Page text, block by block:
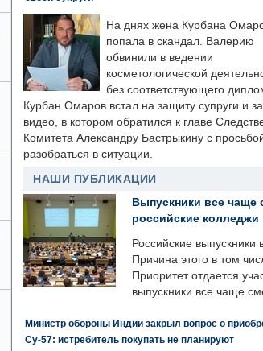
На днях жена Курбана
попала в скандал. Валерию
обвинили в ведении
косметологической
без соответствующего
Курбан Омаров встал на защиту супруги и
видео, в котором обратился к главе
Комитета Александру Бастрыкину с
разобраться в ситуации.
НАШИ ПУБЛИКАЦИИ
Выпускники все чаще
российские колледжи
Российские
Причина этого в том
Приоритет отдается
выпускники все чаще
Министр обороны Индии закрыл вопрос о
Су-57: истребитель покупать не планируют